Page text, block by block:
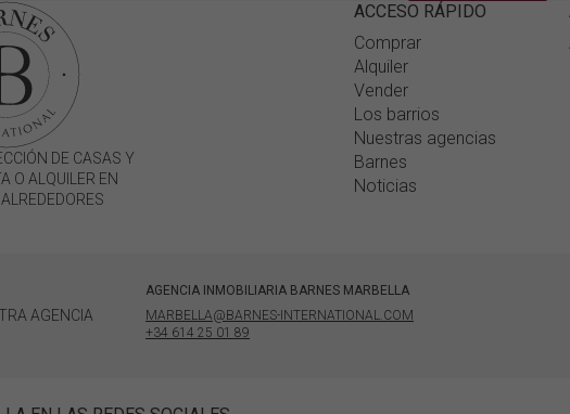
DE CASAS Y
O ALQUILER EN
ACCESO RÁPIDO
Comprar
Alquiler
Vender
Los barrios
Nuestras agencias
Barnes
Noticias
AGENCIA
AGENCIA INMOBILIARIA BARNES MARBELLA
MARBELLA@BARNES-INTERNATIONAL.COM
+34 614 25 01 89